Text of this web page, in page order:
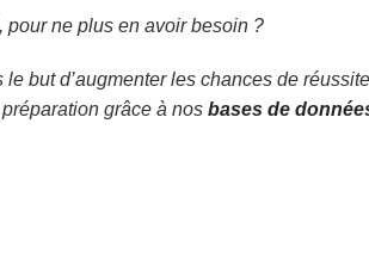
pour ne plus en avoir besoin ?
but d’augmenter les chances de
grâce à nos bases de